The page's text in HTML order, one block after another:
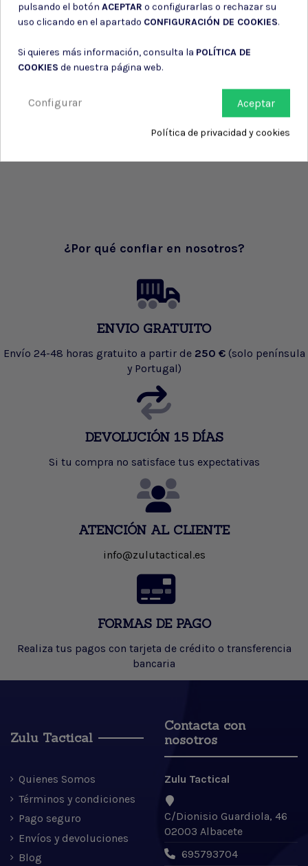
¿Por qué confiar en nosotros?
ENVIO GRATUITO
Envío 24-48 horas gratuito a partir de 250 € (solo península
y Portugal)
DEVOLUCIÓN 15 DÍAS
Si tu compra no satisface tus expectativas
ATENCIÓN AL CLIENTE
info@zulutactical.es
FORMAS DE PAGO
Realiza tus pagos con tarjeta de crédito o transferencia
bancaria
Zulu Tactical
Quienes Somos
Términos y condiciones
Pago seguro
Envíos y devoluciones
Blog
Contacta con
nosotros
Zulu Tactical
C/Dionisio Guardiola, 46
02003 Albacete
695793704
pulsando el botón ACEPTAR o configurarlas o rechazar su
uso clicando en el apartado CONFIGURACIÓN DE COOKIES.
Si quieres más información, consulta la POLÍTICA DE
COOKIES de nuestra página web.
Aceptar
Configurar
Política de privacidad y cookies